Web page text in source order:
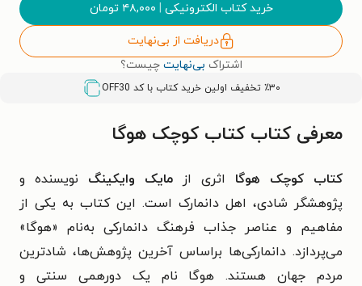
خرید کتاب الکترونیکی | ۴۸,۰۰۰ تومان
دریافت از بی‌نهایت
اشتراک بی‌نهایت چیست؟
٪۳۰ تخفیف اولین خرید کتاب با کد OFF30
معرفی کتاب کتاب کوچک هوگا
کتاب کوچک هوگا اثری از مایک وایکینگ نویسنده و
پژوهشگر شادی، اهل دانمارک است. این کتاب به یکی از
مفاهیم و عناصر جذاب فرهنگ دانمارکی به‌نام «هوگا»
می‌پردازد. دانمارکی‌ها براساس آخرین پژوهش‌ها، شاد‌ترین
مردم جهان هستند. هوگا نام یک دورهمی سنتی و